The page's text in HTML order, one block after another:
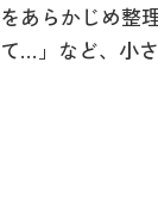
あらかじめ整
…」など、小